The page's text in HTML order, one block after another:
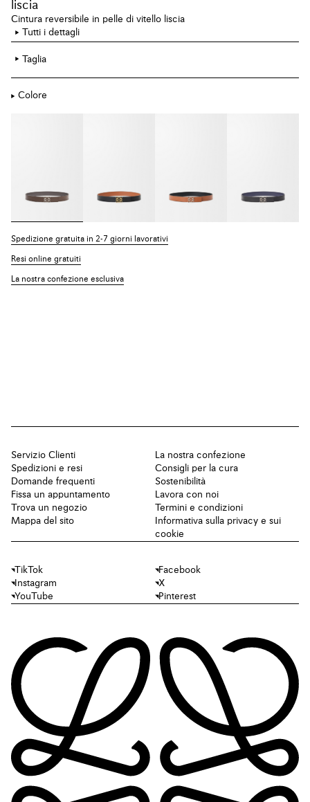
liscia
Cintura reversibile in pelle di vitello liscia
Tutti i dettagli
Taglia
Colore
Spedizione gratuita in 2-7 giorni lavorativi
Resi online gratuiti
La nostra confezione esclusiva
Servizio Clienti
Spedizioni e resi
Domande frequenti
Fissa un appuntamento
Trova un negozio
Mappa del sito
La nostra confezione
Consigli per la cura
Sostenibilità
Lavora con noi
Termini e condizioni
Informativa sulla privacy e sui
cookie
TikTok
Facebook
Instagram
X
YouTube
Pinterest